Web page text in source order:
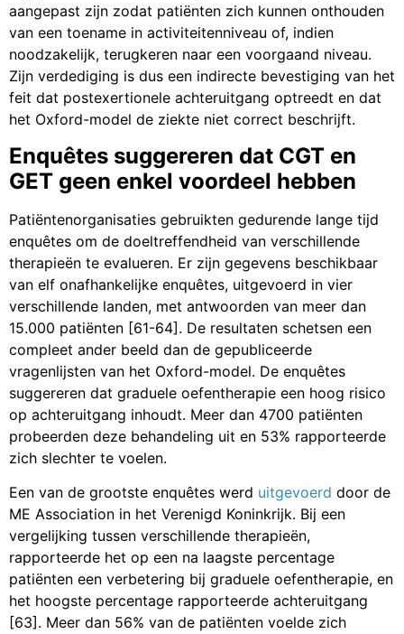
aangepast zijn zodat patiënten zich kunnen onthouden
van een toename in activiteitenniveau of, indien
noodzakelijk, terugkeren naar een voorgaand niveau.
Zijn verdediging is dus een indirecte bevestiging van het
feit dat postexertionele achteruitgang optreedt en dat
het Oxford-model de ziekte niet correct beschrijft.
Enquêtes suggereren dat CGT en
GET geen enkel voordeel hebben
Patiëntenorganisaties gebruikten gedurende lange tijd
enquêtes om de doeltreffendheid van verschillende
therapieën te evalueren. Er zijn gegevens beschikbaar
van elf onafhankelijke enquêtes, uitgevoerd in vier
verschillende landen, met antwoorden van meer dan
15.000 patiënten [61-64]. De resultaten schetsen een
compleet ander beeld dan de gepubliceerde
vragenlijsten van het Oxford-model. De enquêtes
suggereren dat graduele oefentherapie een hoog risico
op achteruitgang inhoudt. Meer dan 4700 patiënten
probeerden deze behandeling uit en 53% rapporteerde
zich slechter te voelen.
Een van de grootste enquêtes werd uitgevoerd door de
ME Association in het Verenigd Koninkrijk. Bij een
vergelijking tussen verschillende therapieën,
rapporteerde het op een na laagste percentage
patiënten een verbetering bij graduele oefentherapie, en
het hoogste percentage rapporteerde achteruitgang
[63]. Meer dan 56% van de patiënten voelde zich